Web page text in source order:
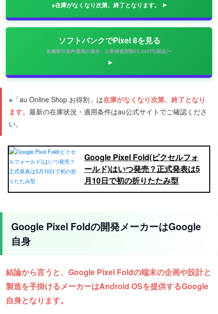
※在庫がなくなり次第、終了となります。
ソフトバンクでPixel 8を見る
各種割引条件適用の場合、お客様負担額22,008円(税込)〜
※「au Online Shop お得割」は在庫がなくなり次第、終了となり
ます。 最新の在庫状況・適用条件はau公式サイトでご確認くださ
い。
Google Pixel Fold(ピクセルフォ
ールド)はいつ発売？正式発表は5
月10日で初の折りたたみ型
Google Pixel Foldの開発メーカーはGoogle
自身
結論から言うと、Google Pixel Foldの端末の企画や設計と
製造を手掛けるメーカーはAndroid OSを提供するGoogle
自身となります。